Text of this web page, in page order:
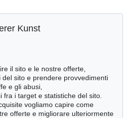
naturali
Kunst
il sito e le nostre offerte,
del sito e prendere provvedimenti
e gli abusi,
fra i target e statistiche del sito.
vogliamo capire come
offerte e migliorare ulteriormente